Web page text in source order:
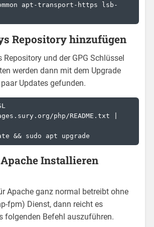
apt-transport-https lsb-
Repository hinzufügen
Repository und der GPG Schlüssel
werden dann mit dem Upgrade
Updates gefunden.
php/README.txt |
&& sudo apt upgrade
Apache Installieren
Apache ganz normal betreibt ohne
fpm) Dienst, dann reicht es
folgenden Befehl auszuführen.